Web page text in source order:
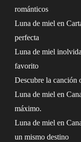
románticos
Luna de miel en
perfecta
Luna de miel
favorito
Descubre la canción
Luna de miel en
máximo.
Luna de miel en
un mismo destino